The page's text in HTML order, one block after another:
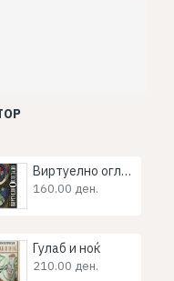
Виртуелно огледало
160.00 ден.
Гулаб и ноќ
210.00 ден.